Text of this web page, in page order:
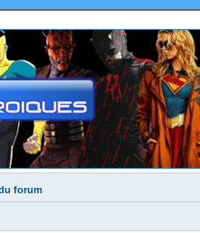
forum